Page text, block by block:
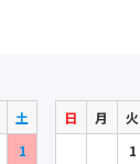
土
1
日 月 火
1